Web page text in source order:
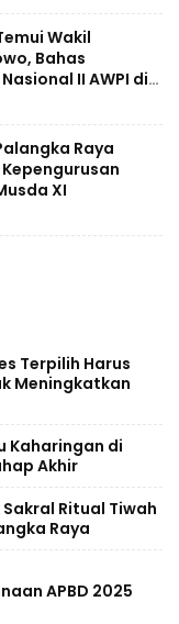
Wakil
Bahas
II AWPI di
Raya
XI
Terpilih Harus
Meningkatkan
Kaharingan di
Akhir
Ritual Tiwah
Raya
APBD 2025